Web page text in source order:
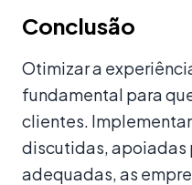
Conclusão
Otimizar a
fundamental para
clientes.
discutidas, apoiadas
adequadas, as